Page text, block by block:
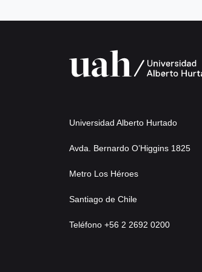
Universidad Alberto Hurtado
Avda. Bernardo O’Higgins 1825
Metro Los Héroes
Santiago de Chile
Teléfono +56 2 2692 0200